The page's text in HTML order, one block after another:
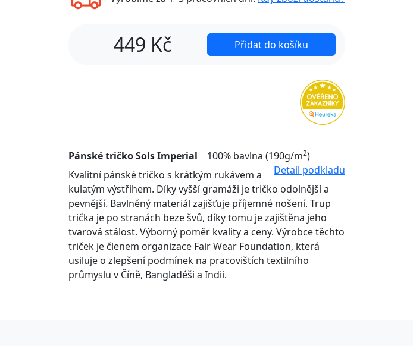
449 Kč Přidat do košíku
Pánské tričko Sols Imperial 100% bavlna (190g/m2)
Detail podkladu
Kvalitní pánské tričko s krátkým rukávem a
kulatým výstřihem. Díky vyšší gramáži je tričko odolnější a
pevnější. Bavlněný materiál zajišťuje příjemné nošení. Trup
trička je po stranách beze švů, díky tomu je zajištěna jeho
tvarová stálost. Výborný poměr kvality a ceny. Výrobce těchto
triček je členem organizace Fair Wear Foundation, která
usiluje o zlepšení podmínek na pracovištích textilního
průmyslu v Číně, Bangladéši a Indii.